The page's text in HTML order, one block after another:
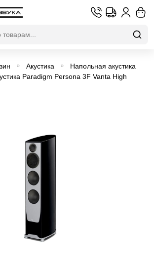
» Акустика » Напольная акустика
Paradigm Persona 3F Vanta High